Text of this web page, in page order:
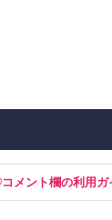
コメント欄の利用ガ